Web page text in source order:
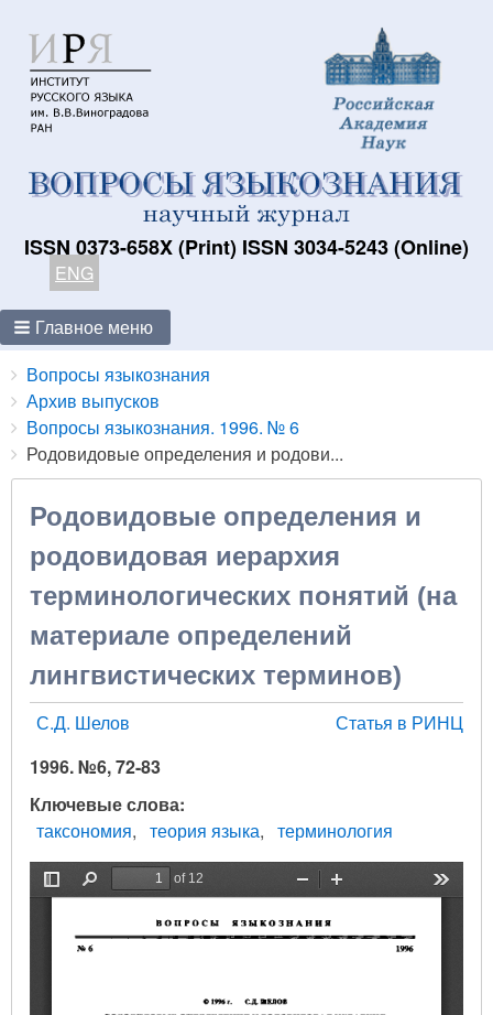
ISSN 0373-658X (Print) ISSN 3034-5243 (Online)
ENG
Главное меню
Breadcrumbs
You
are
here:
Вопросы языкознания
Архив выпусков
Вопросы языкознания. 1996. № 6
Родовидовые определения и родови...
Родовидовые определения и
родовидовая иерархия
терминологических понятий (на
материале определений
лингвистических терминов)
С.Д. Шелов
Статья в РИНЦ
1996. №6, 72-83
Ключевые слова
таксономия
теория языка терминология